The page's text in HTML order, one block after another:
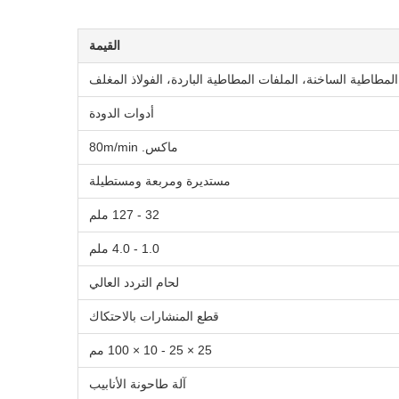
القيمة
الساخنة، الملفات المطاطية الباردة، الفولاذ المغلف
أدوات الدودة
ماكس. 80m/min
مستديرة ومربعة ومستطيلة
32 - 127 ملم
1.0 - 4.0 ملم
لحام التردد العالي
قطع المنشارات بالاحتكاك
25 × 25 - 10 × 100 مم
آلة طاحونة الأنابيب